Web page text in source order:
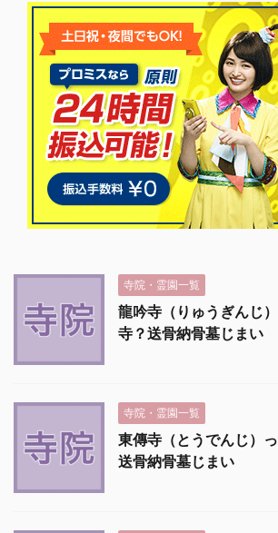
寺院・霊園一覧
龍吟寺（りゅうぎんじ
寺？送骨納骨墓じまい
寺院・霊園一覧
東傳寺（とうでんじ）
送骨納骨墓じまい